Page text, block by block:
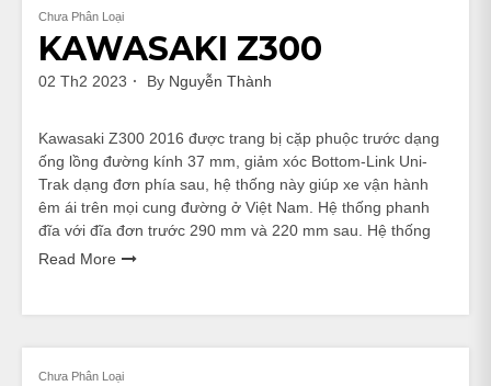
Chưa Phân Loại
KAWASAKI Z300
02 Th2 2023 By Nguyễn Thành
Kawasaki Z300 2016 được trang bị cặp phuộc trước dạng
ống lồng đường kính 37 mm, giảm xóc Bottom-Link Uni-
Trak dạng đơn phía sau, hệ thống này giúp xe vận hành
êm ái trên mọi cung đường ở Việt Nam. Hệ thống phanh
đĩa với đĩa đơn trước 290 mm và 220 mm sau. Hệ thống
Read More
Chưa Phân Loại